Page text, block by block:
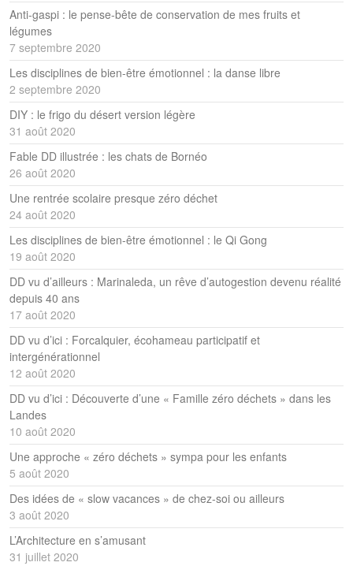
Anti-gaspi : le pense-bête de conservation de mes fruits et
légumes
7 septembre 2020
Les disciplines de bien-être émotionnel : la danse libre
2 septembre 2020
DIY : le frigo du désert version légère
31 août 2020
Fable DD illustrée : les chats de Bornéo
26 août 2020
Une rentrée scolaire presque zéro déchet
24 août 2020
Les disciplines de bien-être émotionnel : le Qi Gong
19 août 2020
DD vu d’ailleurs : Marinaleda, un rêve d’autogestion devenu réalité
depuis 40 ans
17 août 2020
DD vu d’ici : Forcalquier, écohameau participatif et
intergénérationnel
12 août 2020
DD vu d’ici : Découverte d’une « Famille zéro déchets » dans les
Landes
10 août 2020
Une approche « zéro déchets » sympa pour les enfants
5 août 2020
Des idées de « slow vacances » de chez-soi ou ailleurs
3 août 2020
L’Architecture en s’amusant
31 juillet 2020